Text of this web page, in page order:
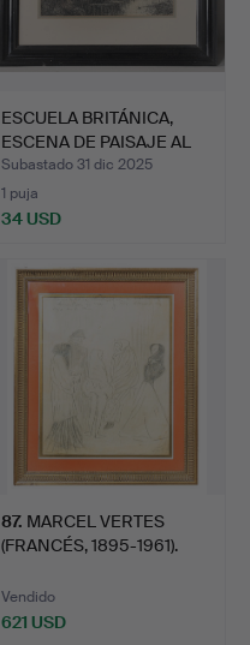
ESCUELA BRITÁNICA,
ESCENA DE PAISAJE AL
CA…
Subastado 31 dic 2025
1 puja
34 USD
87. MARCEL VERTES
(FRANCÉS, 1895-1961).
Vendido
621 USD